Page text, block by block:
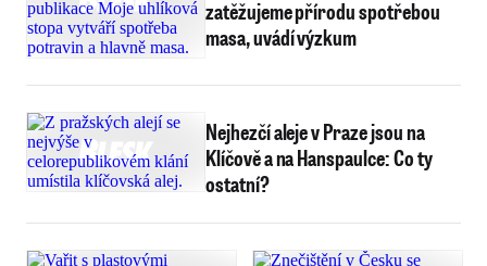
zatěžujeme přírodu spotřebou
masa, uvádí výzkum
Nejhezčí aleje v Praze jsou na
Klíčově a na Hanspaulce: Co ty
ostatní?